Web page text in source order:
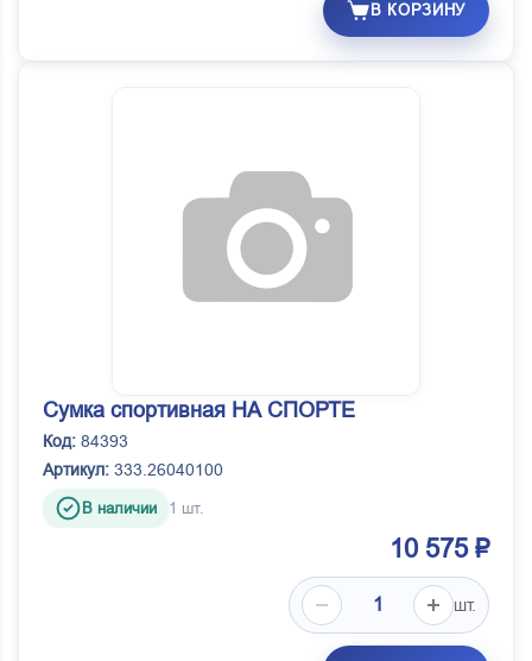
В КОРЗИНУ
Сумка спортивная НА СПОРТЕ
Код: 84393
Артикул: 333.26040100
В наличии 1 шт.
10 575 ₽
шт.